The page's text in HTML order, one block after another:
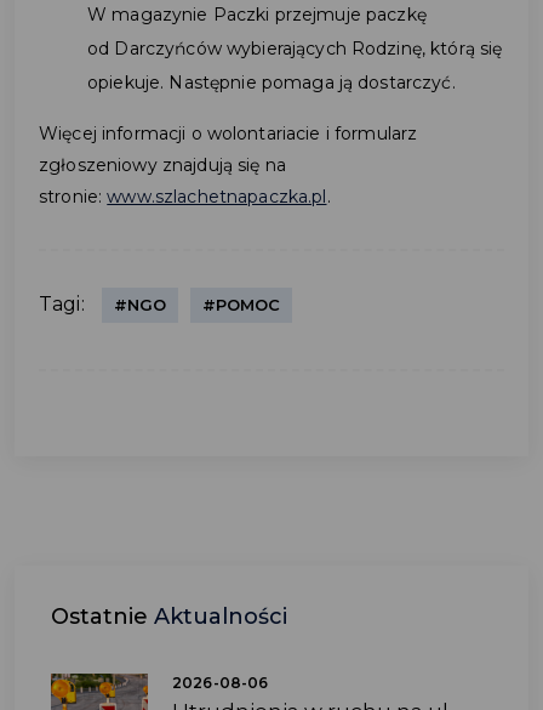
W magazynie Paczki przejmuje paczkę
od Darczyńców wybierających Rodzinę, którą się
opiekuje. Następnie pomaga ją dostarczyć.
Więcej informacji o wolontariacie i formularz
zgłoszeniowy znajdują się na
stronie:www.szlachetnapaczka.pl.
Tagi: #NGO #POMOC
Ostatnie Aktualności
2026-08-06